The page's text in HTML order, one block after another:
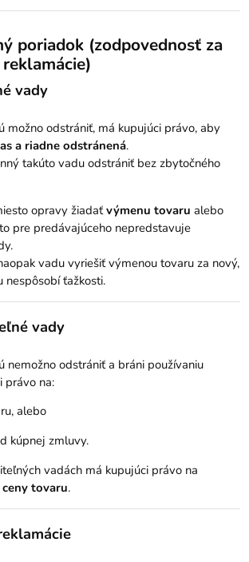
poriadok (zodpovednosť za
vady
možno odstrániť, má kupujúci právo, aby
a riadne odstránená.
takúto vadu odstrániť bez zbytočného
opravy žiadaťvýmenu tovaru alebo
pre predávajúceho nepredstavuje
vadu vyriešiť výmenou tovaru za nový,
nespôsobí ťažkosti.
vady
nemožno odstrániť a bráni používaniu
právo na:
alebo
kúpnej zmluvy.
vadách má kupujúci právo na
tovaru.